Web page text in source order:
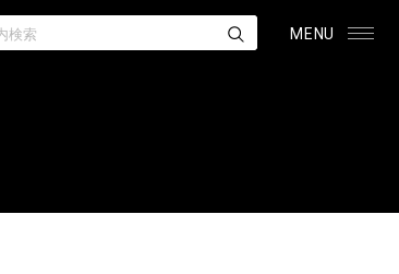
MENU